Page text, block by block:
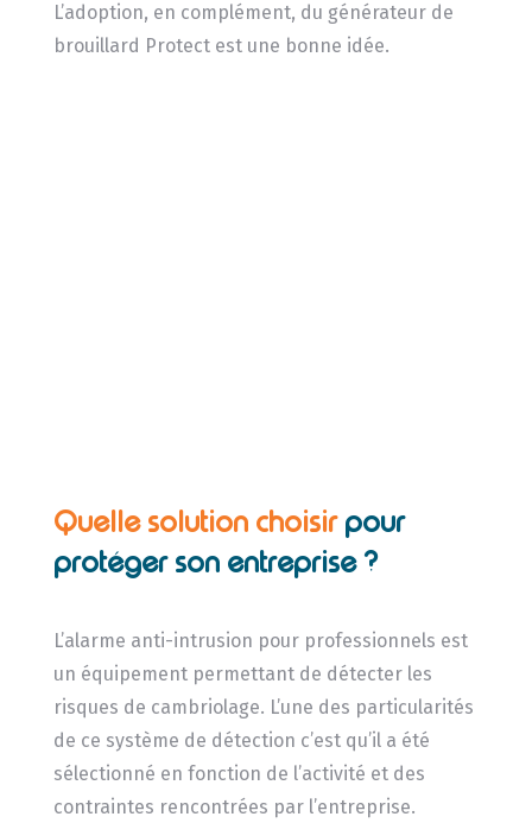
L’adoption, en complément, du générateur de
brouillard Protect est une bonne idée.
Quelle solution choisir pour
protéger son entreprise ?
L’alarme anti-intrusion pour professionnels est
un équipement permettant de détecter les
risques de cambriolage. L’une des particularités
de ce système de détection c’est qu’il a été
sélectionné en fonction de l’activité et des
contraintes rencontrées par l’entreprise.